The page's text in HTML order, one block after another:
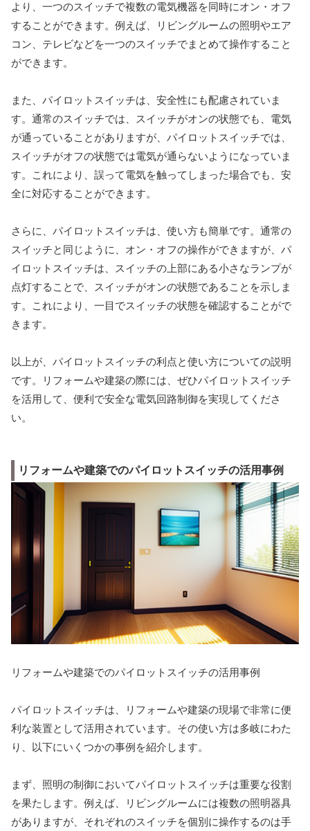
より、一つのスイッチで複数の電気機器を同時にオン・オフ
することができます。例えば、リビングルームの照明やエア
コン、テレビなどを一つのスイッチでまとめて操作すること
ができます。
また、パイロットスイッチは、安全性にも配慮されていま
す。通常のスイッチでは、スイッチがオンの状態でも、電気
が通っていることがありますが、パイロットスイッチでは、
スイッチがオフの状態では電気が通らないようになっていま
す。これにより、誤って電気を触ってしまった場合でも、安
全に対応することができます。
さらに、パイロットスイッチは、使い方も簡単です。通常の
スイッチと同じように、オン・オフの操作ができますが、パ
イロットスイッチは、スイッチの上部にある小さなランプが
点灯することで、スイッチがオンの状態であることを示しま
す。これにより、一目でスイッチの状態を確認することがで
きます。
以上が、パイロットスイッチの利点と使い方についての説明
です。リフォームや建築の際には、ぜひパイロットスイッチ
を活用して、便利で安全な電気回路制御を実現してくださ
い。
リフォームや建築でのパイロットスイッチの活用事例
リフォームや建築でのパイロットスイッチの活用事例
パイロットスイッチは、リフォームや建築の現場で非常に便
利な装置として活用されています。その使い方は多岐にわた
り、以下にいくつかの事例を紹介します。
まず、照明の制御においてパイロットスイッチは重要な役割
を果たします。例えば、リビングルームには複数の照明器具
がありますが、それぞれのスイッチを個別に操作するのは手